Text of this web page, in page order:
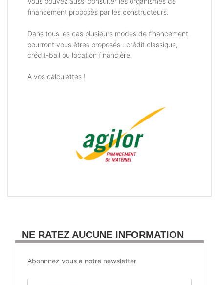
financement proposés par les constructeurs.
Dans tous les cas plusieurs modes de financement
pourront vous êtres proposés : crédit classique,
crédit-bail ou location financière.
A vos calculettes !
NE RATEZ AUCUNE INFORMATION
Abonnnez vous a notre newsletter